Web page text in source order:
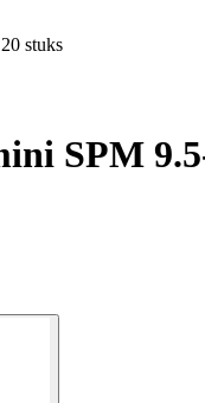
stuks
SPM